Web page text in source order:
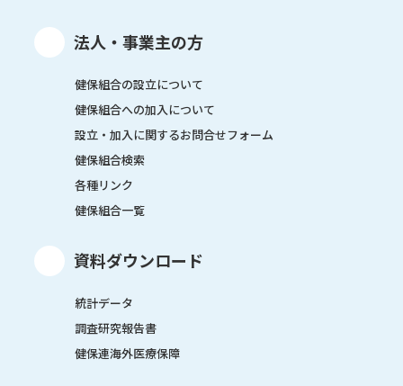
法人・事業主の方
健保組合の設立について
健保組合への加入について
設立・加入に関するお問合せフォーム
健保組合検索
各種リンク
健保組合一覧
資料ダウンロード
統計データ
調査研究報告書
健保連海外医療保障